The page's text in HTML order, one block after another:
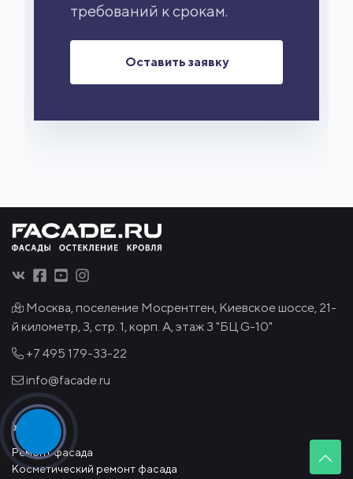
требований к срокам.
Оставить заявку
Москва, поселение Мосрентген, Киевское шоссе, 21-
й километр, 3, стр. 1, корп. А, этаж 3 "БЦ G-10"
+7 495 179-33-22
info@facade.ru
Услуги:
Ремонт фасада
Косметический ремонт фасада